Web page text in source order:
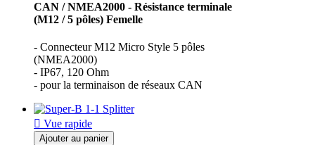
CAN / NMEA2000 - Résistance terminale
(M12 / 5 pôles) Femelle
- Connecteur M12 Micro Style 5 pôles
(NMEA2000)
- IP67, 120 Ohm
- pour la terminaison de réseaux CAN
 Vue rapide
Ajouter au panier